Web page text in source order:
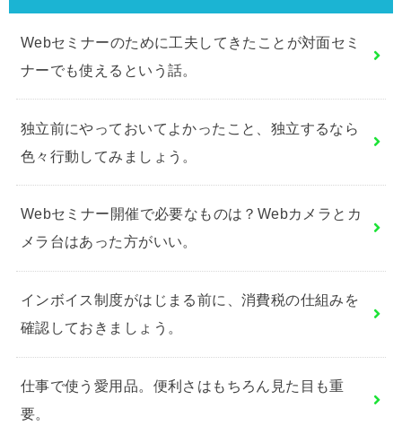
Webセミナーのために工夫してきたことが対面セミ
ナーでも使えるという話。
独立前にやっておいてよかったこと、独立するなら
色々行動してみましょう。
Webセミナー開催で必要なものは？Webカメラとカ
メラ台はあった方がいい。
インボイス制度がはじまる前に、消費税の仕組みを
確認しておきましょう。
仕事で使う愛用品。便利さはもちろん見た目も重
要。